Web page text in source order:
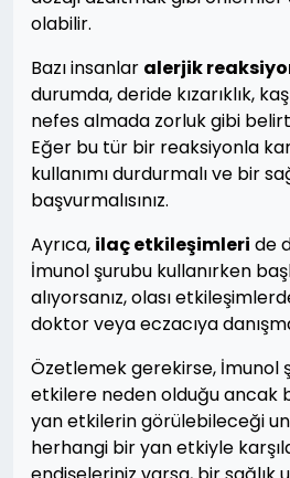
olabilir.
Bazı insanlar alerjik
durumda, deride kızarıklık,
nefes almada zorluk gibi
Eğer bu tür bir reaksiyonla
kullanımı durdurmalı ve bir
başvurmalısınız.
Ayrıca, ilaç etkileşimleri de
İmunol şurubu kullanırken
alıyorsanız, olası
doktor veya eczacıya
Özetlemek gerekirse, İmunol
etkilere neden olduğu ancak
yan etkilerin görülebileceği
herhangi bir yan etkiyle